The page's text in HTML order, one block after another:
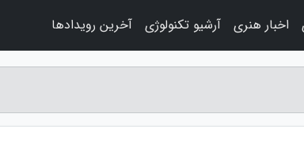
اخبار هنری آرشیو تکنولوژی آخرین رویدادها